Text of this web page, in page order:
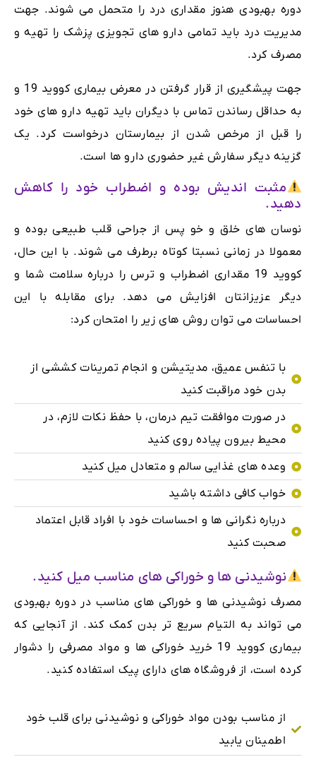
دوره بهبودی هنوز مقداری درد را متحمل می شوند. جهت
مدیریت درد باید تمامی دارو های تجویزی پزشک را تهیه و
مصرف کرد.
جهت پیشگیری از قرار گرفتن در معرض بیماری کووید 19 و
به حداقل رساندن تماس با دیگران باید تهیه دارو های خود
را قبل از مرخص شدن از بیمارستان درخواست کرد. یک
گزینه دیگر سفارش غیر حضوری دارو ها است.
مثبت اندیش بوده و اضطراب خود را کاهش
دهید.
نوسان های خلق و خو پس از جراحی قلب طبیعی بوده و
معمولا در زمانی نسبتا کوتاه برطرف می شوند. با این حال،
کووید 19 مقداری اضطراب و ترس را درباره سلامت شما و
دیگر عزیزانتان افزایش می دهد. برای مقابله با این
احساسات می توان روش های زیر را امتحان کرد:
با تنفس عمیق، مدیتیشن و انجام تمرینات کششی از
بدن خود مراقبت کنید
در صورت موافقت تیم درمان، با حفظ نکات لازم، در
محیط بیرون پیاده روی کنید
وعده های غذایی سالم و متعادل میل کنید
خواب کافی داشته باشید
درباره نگرانی ها و احساسات خود با افراد قابل اعتماد
صحبت کنید
نوشیدنی ها و خوراکی های مناسب میل کنید.
مصرف نوشیدنی ها و خوراکی های مناسب در دوره بهبودی
می تواند به التیام سریع تر بدن کمک کند. از آنجایی که
بیماری کووید 19 خرید خوراکی ها و مواد مصرفی را دشوار
کرده است، از فروشگاه های دارای پیک استفاده کنید.
از مناسب بودن مواد خوراکی و نوشیدنی برای قلب خود
اطمینان یابید